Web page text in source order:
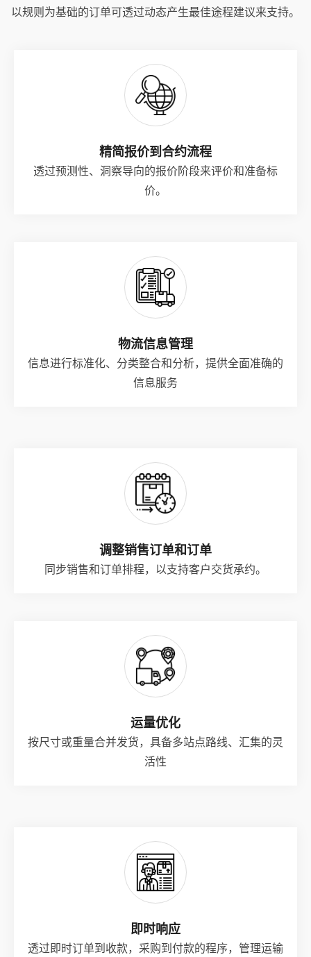
以规则为基础的订单可透过动态产生最佳途程建议来支持。
精简报价到合约流程
透过预测性、洞察导向的报价阶段来评价和准备标
价。
物流信息管理
信息进行标准化、分类整合和分析，提供全面准确的
信息服务
调整销售订单和订单
同步销售和订单排程，以支持客户交货承约。
运量优化
按尺寸或重量合并发货，具备多站点路线、汇集的灵
活性
即时响应
透过即时订单到收款，采购到付款的程序，管理运输